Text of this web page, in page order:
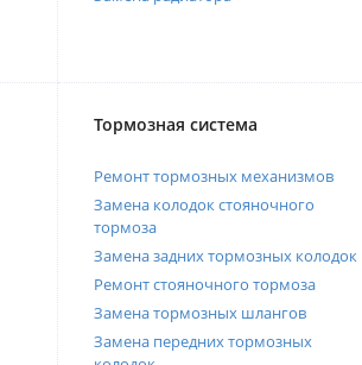
Тормозная система
Ремонт тормозных механизмов
Замена колодок стояночного
тормоза
Замена задних тормозных колодок
Ремонт стояночного тормоза
Замена тормозных шлангов
Замена передних тормозных